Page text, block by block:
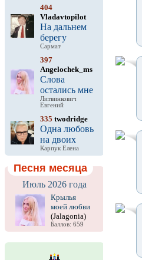
404
Vladavtopilot
На дальнем
берегу
Сармат
397
Angelochek_ms
Слова
остались мне
Литвинкович
Евгений
335 twodridge
Одна любовь
на двоих
Карпук Елена
Песня месяца
Июль 2026 года
Крылья
моей любви
(Jalagonia)
Баллов: 659